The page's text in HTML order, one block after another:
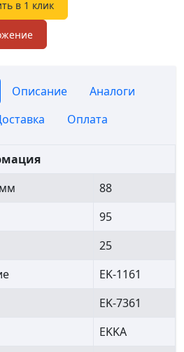
в 1 клик
Описание
Аналоги
Оплата
88
95
25
EK-1161
EK-7361
EKKA